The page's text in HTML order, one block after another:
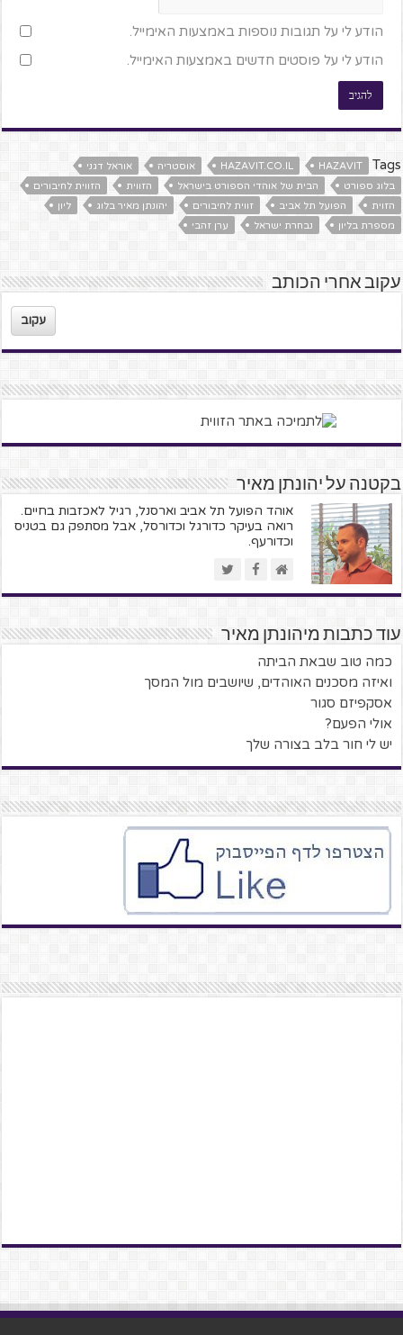
הודע לי על תגובות נוספות באמצעות האימייל.
הודע לי על פוסטים חדשים באמצעות האימייל.
Tags
HAZAVIT
HAZAVIT.CO.IL אוסטריה
אוראל דגני
בלוג ספורט
הבית של אוהדי הספורט בישראל הזווית
הזווית לחיבורים
הזוית
הפועל תל אביב זווית לחיבורים יהונתן מאיר בלוג
ליון
מספרת בליון
נבחרת ישראל ערן זהבי
עקוב אחרי הכותב
עקוב
בקטנה על יהונתן מאיר
אוהד הפועל תל אביב וארסנל, רגיל לאכזבות בחיים.
רואה בעיקר כדורגל וכדורסל, אבל מסתפק גם בטניס
וכדורעף.
עוד כתבות מיהונתן מאיר
כמה טוב שבאת הביתה
ואיזה מסכנים האוהדים, שיושבים מול המסך
אסקפיזם סגור
אולי הפעם?
יש לי חור בלב בצורה שלך